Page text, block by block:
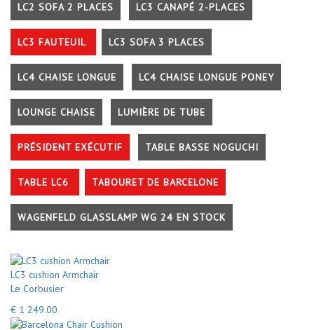
LC2 SOFA 2 PLACES LC3 CANAPÉ 2-PLACES
LC3 FAUTEUIL LC3 SOFA 3 PLACES
LC4 CHAISE LONGUE LC4 CHAISE LONGUE PONEY
LOUNGE CHAISE LUMIÈRE DE TUBE
PRÉSIDENT EXÉCUTIF TABLE BASSE NOGUCHI
TABLE LC6 TABOURET DE BARCELONE
WAGENFELD GLASSLAMP WG 24 EN STOCK
LC3 cushion Armchair
Le Corbusier
€ 1 249.00